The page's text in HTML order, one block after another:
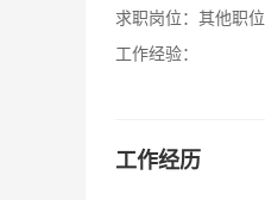
求职岗位： 其他职位
工作经验：
工作经历